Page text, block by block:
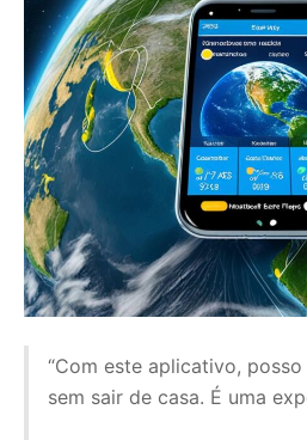
“Com este aplicativo,
sem sair de casa. É uma